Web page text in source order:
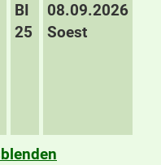
BI
25
08.09.2026
Soest